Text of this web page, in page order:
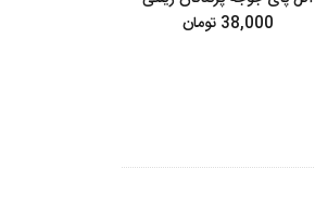
38,000 تومان